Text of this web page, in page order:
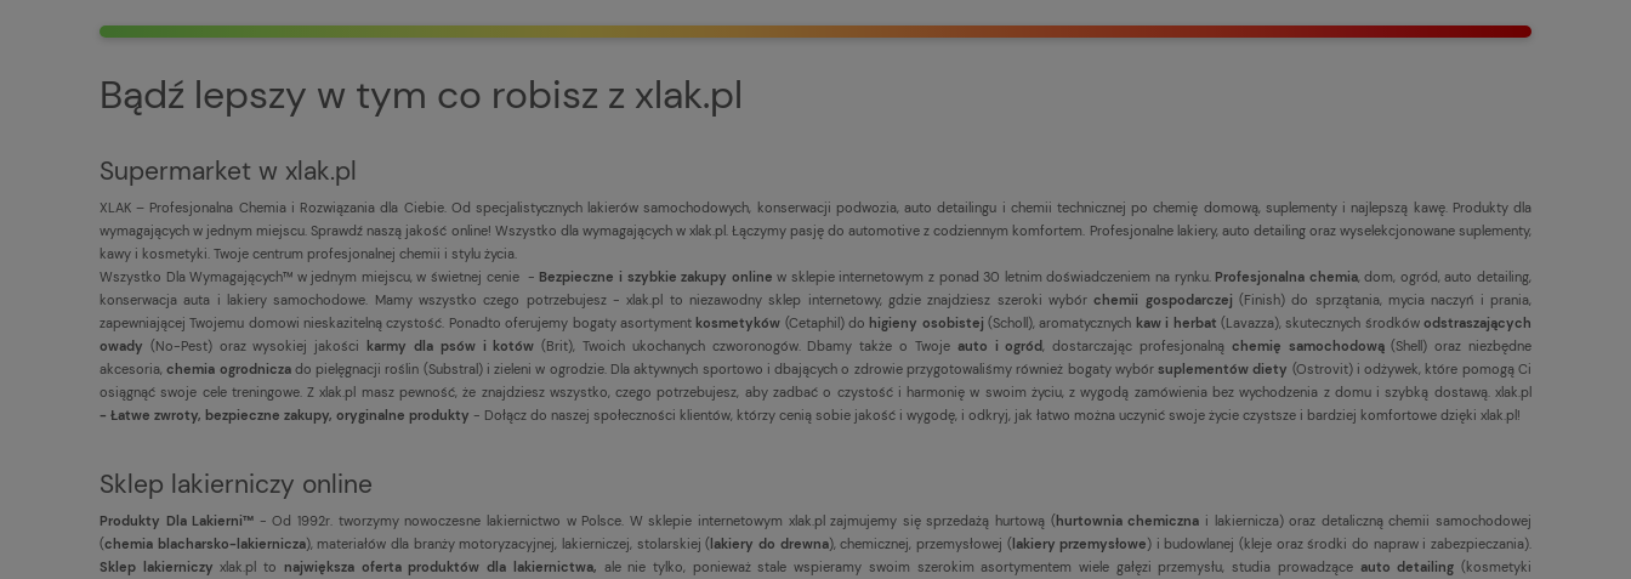
Bądź lepszy w tym co robisz z xlak.pl
Supermarket w xlak.pl
XLAK – Profesjonalna Chemia i Rozwiązania dla Ciebie. Od specjalistycznych lakierów samochodowych, konserwacji podwozia, auto detailingu i chemii technicznej po chemię domową, suplementy i najlepszą kawę. Produkty dla
wymagających w jednym miejscu. Sprawdź naszą jakość online! Wszystko dla wymagających w xlak.pl. Łączymy pasję do automotive z codziennym komfortem. Profesjonalne lakiery, auto detailing oraz wyselekcjonowane suplementy,
kawy i kosmetyki. Twoje centrum profesjonalnej chemii i stylu życia.
Wszystko Dla Wymagających™ w jednym miejscu, w świetnej cenie - Bezpieczne i szybkie zakupy onlinew sklepie internetowym z ponad 30 letnim doświadczeniem na rynku. Profesjonalna chemia, dom, ogród, auto detailing,
konserwacja auta i lakiery samochodowe. Mamy wszystko czego potrzebujesz - xlak.pl to niezawodny sklep internetowy, gdzie znajdziesz szeroki wybór chemii gospodarczej (Finish) do sprzątania, mycia naczyń i prania,
zapewniającej Twojemu domowi nieskazitelną czystość. Ponadto oferujemy bogaty asortymentkosmetyków (Cetaphil) dohigieny osobistej(Scholl), aromatycznych kaw i herbat (Lavazza), skutecznych środkówodstraszających
owady (No-Pest) oraz wysokiej jakościkarmy dla psów i kotów(Brit), Twoich ukochanych czworonogów. Dbamy także o Twoje auto i ogród , dostarczając profesjonalną chemię samochodową(Shell) oraz niezbędne
akcesoria,chemia ogrodniczado pielęgnacji roślin (Substral) i zieleni w ogrodzie. Dla aktywnych sportowo i dbających o zdrowie przygotowaliśmy również bogaty wybórsuplementów diety (Ostrovit) i odżywek, które pomogą Ci
osiągnąć swoje cele treningowe. Z xlak.pl masz pewność, że znajdziesz wszystko, czego potrzebujesz, aby zadbać o czystość i harmonię w swoim życiu, z wygodą zamówienia bez wychodzenia z domu i szybką dostawą. xlak.pl
- Łatwe zwroty, bezpieczne zakupy, oryginalne produkty - Dołącz do naszej społeczności klientów, którzy cenią sobie jakość i wygodę, i odkryj, jak łatwo można uczynić swoje życie czystsze i bardziej komfortowe dzięki xlak.pl!
Sklep lakierniczy online
Produkty Dla Lakierni™ - Od 1992r. tworzymy nowoczesne lakiernictwo w Polsce. W sklepie internetowym xlak.pl zajmujemy się sprzedażą hurtową (hurtownia chemiczna i lakiernicza) oraz detaliczną chemii samochodowej
(chemia blacharsko-lakiernicza), materiałów dla branży motoryzacyjnej, lakierniczej, stolarskiej (lakiery do drewna), chemicznej, przemysłowej (lakiery przemysłowe) i budowlanej (kleje oraz środki do napraw i zabezpieczania).
Sklep lakierniczy xlak.pl to największa oferta produktów dla lakiernictwa, ale nie tylko, ponieważ stale wspieramy swoim szerokim asortymentem wiele gałęzi przemysłu, studia prowadzące auto detailing(kosmetyki